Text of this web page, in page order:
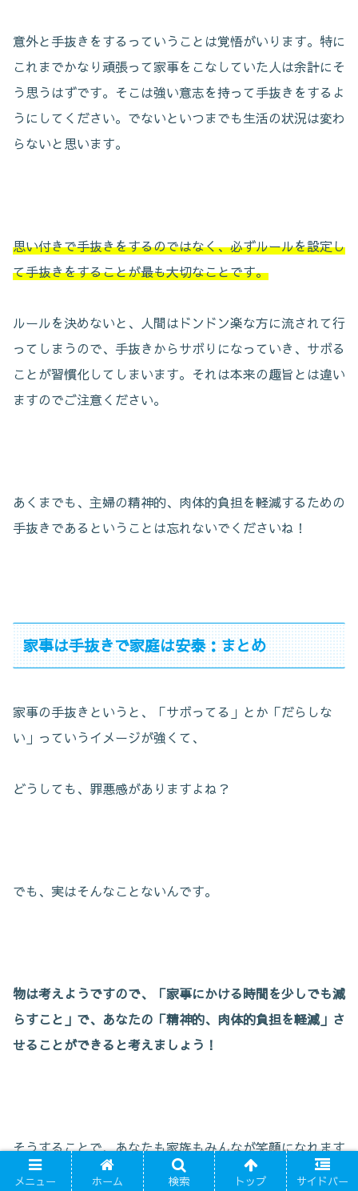
意外と手抜きをするっていうことは覚悟がいります。特に
これまでかなり頑張って家事をこなしていた人は余計にそ
う思うはずです。そこは強い意志を持って手抜きをするよ
うにしてください。でないといつまでも生活の状況は変わ
らないと思います。
思い付きで手抜きをするのではなく、必ずルールを設定し
て手抜きをすることが最も大切なことです。
ルールを決めないと、人間はドンドン楽な方に流されて行
ってしまうので、手抜きからサボりになっていき、サボる
ことが習慣化してしまいます。それは本来の趣旨とは違い
ますのでご注意ください。
あくまでも、主婦の精神的、肉体的負担を軽減するための
手抜きであるということは忘れないでくださいね！
家事は手抜きで家庭は安泰：まとめ
家事の手抜きというと、「サボってる」とか「だらしな
い」っていうイメージが強くて、
どうしても、罪悪感がありますよね？
でも、実はそんなことないんです。
物は考えようですので、「家事にかける時間を少しでも減
らすこと」で、あなたの「精神的、肉体的負担を軽減」さ
せることができると考えましょう！
そうすることで、あなたも家族もみんなが笑顔になれます
よ！
メニュー ホーム 検索 トップ サイドバー